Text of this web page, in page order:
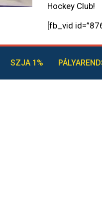
Hockey Club!
[fb_vid
SZJA 1%